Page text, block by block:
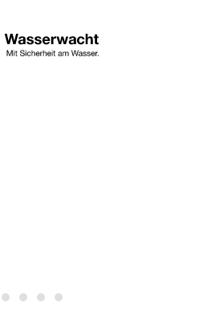
Wasserwacht Nürnberg
Wasserwacht Nürnberg
Wasserwacht Nürnberg
Wasserwacht Nürnberg